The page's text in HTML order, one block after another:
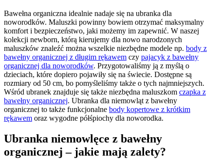
Bawełna organiczna idealnie nadaje się na ubranka dla
noworodków. Maluszki powinny bowiem otrzymać maksymalny
komfort i bezpieczeństwo, jaki możemy im zapewnić. W naszej
kolekcji newborn, którą kierujemy dla nowo narodzonych
maluszków znaleźć można wszelkie niezbędne modele np. body z
bawełny organicznej z długim rękawem czy pajacyk z bawełny
organicznej dla noworodków. Przygotowaliśmy ją z myślą o
dzieciach, które dopiero pojawiły się na świecie. Dostępne są
rozmiary od 50 cm, bo pomyśleliśmy także o tych najmniejszych.
Wśród ubranek znajduje się także niezbędna maluszkom czapka z
bawełny organicznej. Ubranka dla niemowląt z bawełny
organicznej to także funkcjonalne body kopertowe z krótkim
rękawem oraz wygodne półśpiochy dla noworodka.
Ubranka niemowlęce z bawełny
organicznej – jakie mają zalety?